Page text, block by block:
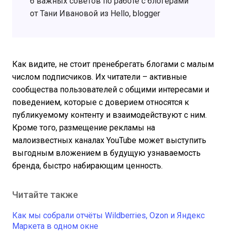
от Тани Ивановой из Hello, blogger
Как видите, не стоит пренебрегать блогами с малым
числом подписчиков. Их читатели – активные
сообщества пользователей с общими интересами и
поведением, которые с доверием относятся к
публикуемому контенту и взаимодействуют с ним.
Кроме того, размещение рекламы на
малоизвестных каналах YouTube может выступить
выгодным вложением в будущую узнаваемость
бренда, быстро набирающим ценность.
Читайте также
Как мы собрали отчёты Wildberries, Ozon и Яндекс
Маркета в одном окне